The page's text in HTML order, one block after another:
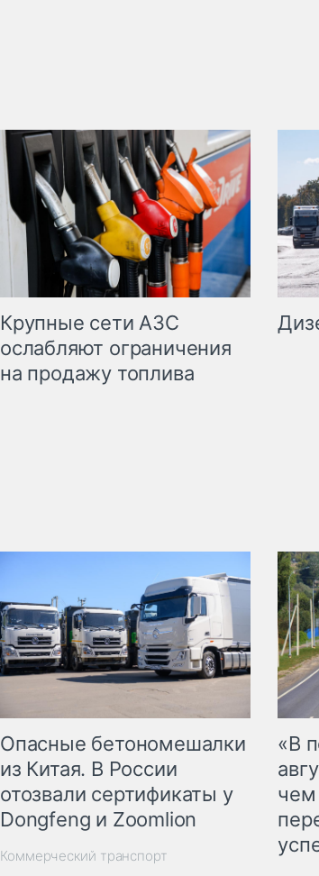
Крупные сети АЗС
ослабляют ограничения
на продажу топлива
Опасные бетономешалки
из Китая. В России
отозвали сертификаты у
Dongfeng и Zoomlion
Коммерческий транспорт
«В
чем